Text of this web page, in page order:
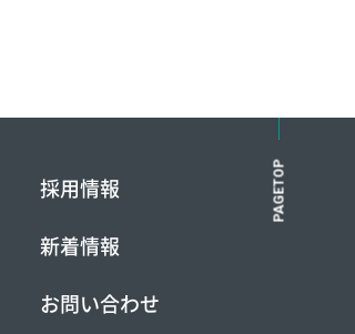
PAGETOP
採用情報
新着情報
お問い合わせ